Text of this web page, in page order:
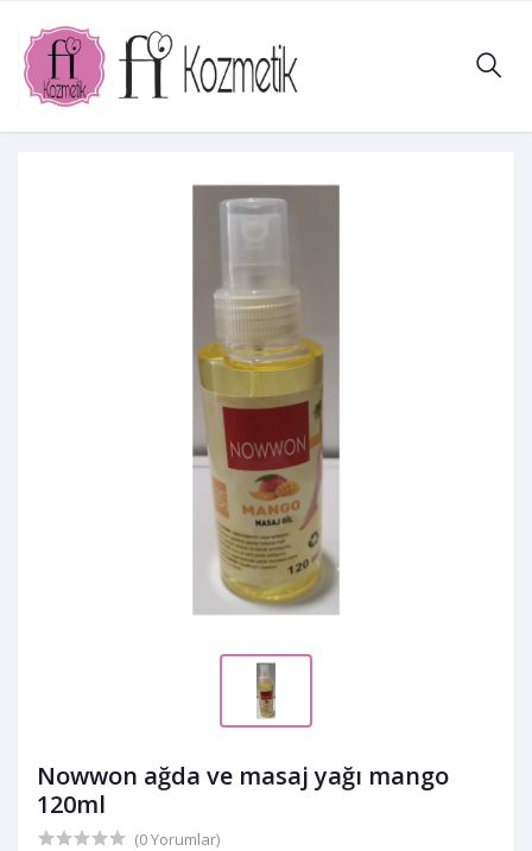
Nowwon ağda ve masaj yağı mango
120ml
(0 Yorumlar)